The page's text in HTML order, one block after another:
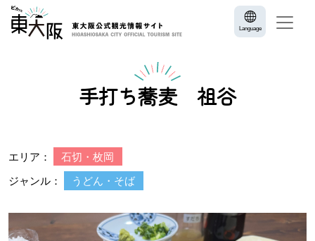
Language
手打ち蕎麦 祖谷
エリア： 石切・枚岡
ジャンル： うどん・そば